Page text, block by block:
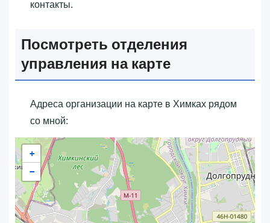
контакты.
Посмотреть отделения
управления на карте
Адреса организации на карте в Химках рядом
со мной:
+
−